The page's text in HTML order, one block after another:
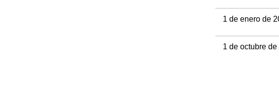
1 de enero de
1 de octubre